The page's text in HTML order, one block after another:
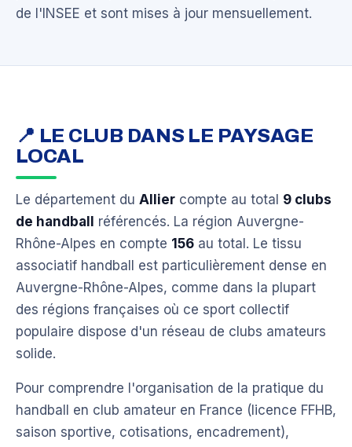
de l'INSEE et sont mises à jour mensuellement.
📍 LE CLUB DANS LE PAYSAGE
LOCAL
Le département du Allier compte au total 9 clubs
de handball
référencés. La région Auvergne-
Rhône-Alpes en compte 156 au total. Le tissu
associatif handball est particulièrement dense en
Auvergne-Rhône-Alpes, comme dans la plupart
des régions françaises où ce sport collectif
populaire dispose d'un réseau de clubs amateurs
solide.
Pour comprendre l'organisation de la pratique du
handball en club amateur en France (licence FFHB,
saison sportive, cotisations, encadrement),